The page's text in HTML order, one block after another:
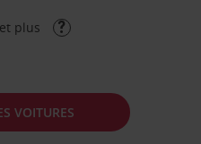
plus
VOITURES